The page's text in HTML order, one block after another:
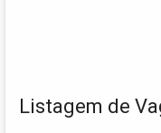
Listagem de